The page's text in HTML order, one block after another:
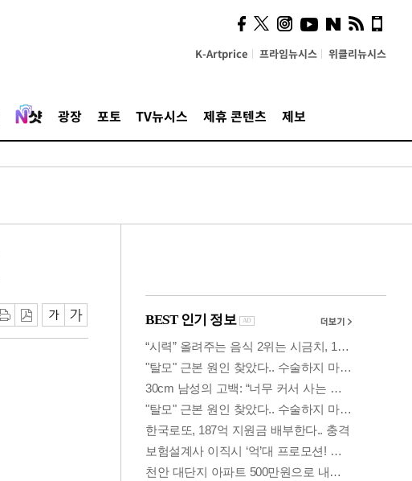
K-Artprice 프라임뉴시스 위클리뉴시스
광장 포토 TV뉴시스 제휴 콘텐츠 제보
시, 스마트폰 액세서리에
NFC 더했다